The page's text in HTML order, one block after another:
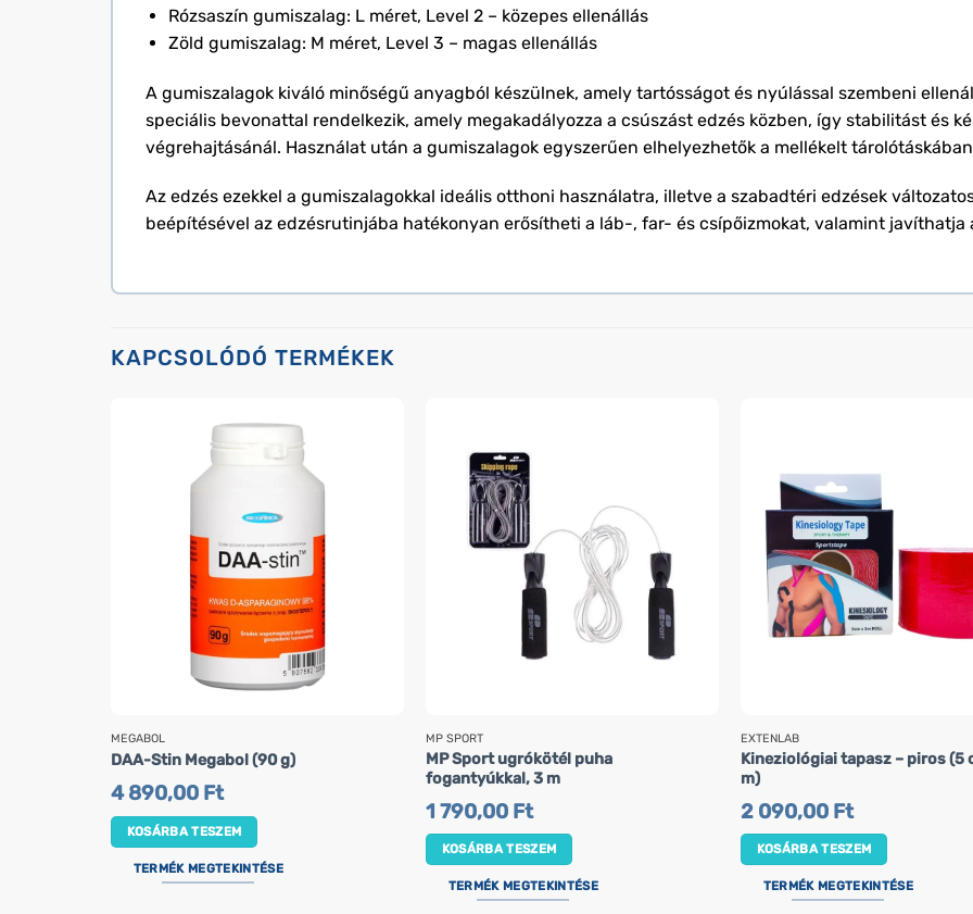
Rózsaszín gumiszalag: L méret, Level 2 – közepes ellenállás
Zöld gumiszalag: M méret, Level 3 – magas ellenállás
A gumiszalagok kiváló minőségű anyagból készülnek, amely tartósságot és nyúlással szembeni
speciális bevonattal rendelkezik, amely megakadályozza a csúszást edzés közben, így stabilitást és
végrehajtásánál. Használat után a gumiszalagok egyszerűen elhelyezhetők a mellékelt
Az edzés ezekkel a gumiszalagokkal ideális otthoni használatra, illetve a szabadtéri edzések
beépítésével az edzésrutinjába hatékonyan erősítheti a láb-, far- és csípőizmokat, valamint javíthatja
KAPCSOLÓDÓ TERMÉKEK
MEGABOL
DAA-Stin Megabol (90 g)
4 890,00 Ft
KOSÁRBA TESZEM
TERMÉK MEGTEKINTÉSE
MP SPORT
MP Sport ugrókötél puha
fogantyúkkal, 3 m
1 790,00 Ft
KOSÁRBA TESZEM
TERMÉK MEGTEKINTÉSE
EXTENLAB
Kineziológiai tapasz – piros (5
m)
2 090,00 Ft
KOSÁRBA TESZEM
TERMÉK MEGTEKINTÉSE